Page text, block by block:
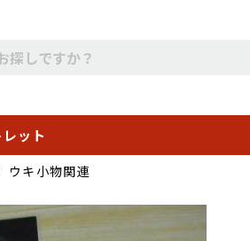
ット
ウキ小物関連